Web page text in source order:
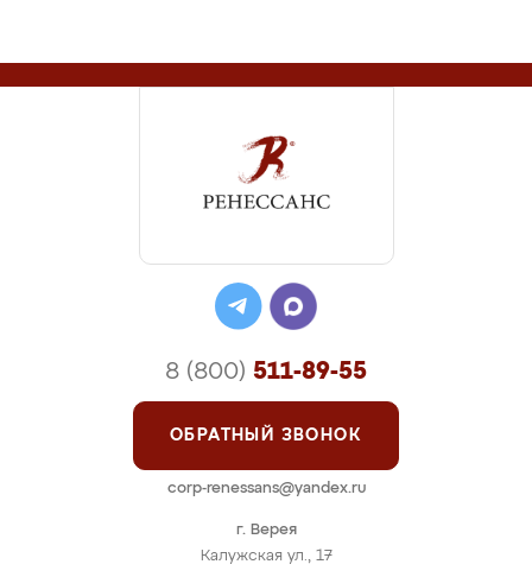
г. Верея
Калужская ул., 17
8 (800) 511-89-55
ОБРАТНЫЙ ЗВОНОК
corp-renessans@yandex.ru